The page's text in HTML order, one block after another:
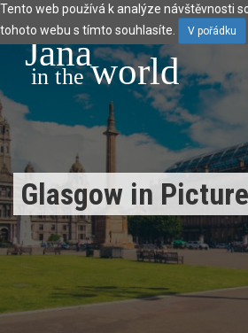
Tento web používá k analýze návštěvnosti
tohoto webu s tímto souhlasíte.
V pořádku
Jana
in the world
Glasgow in